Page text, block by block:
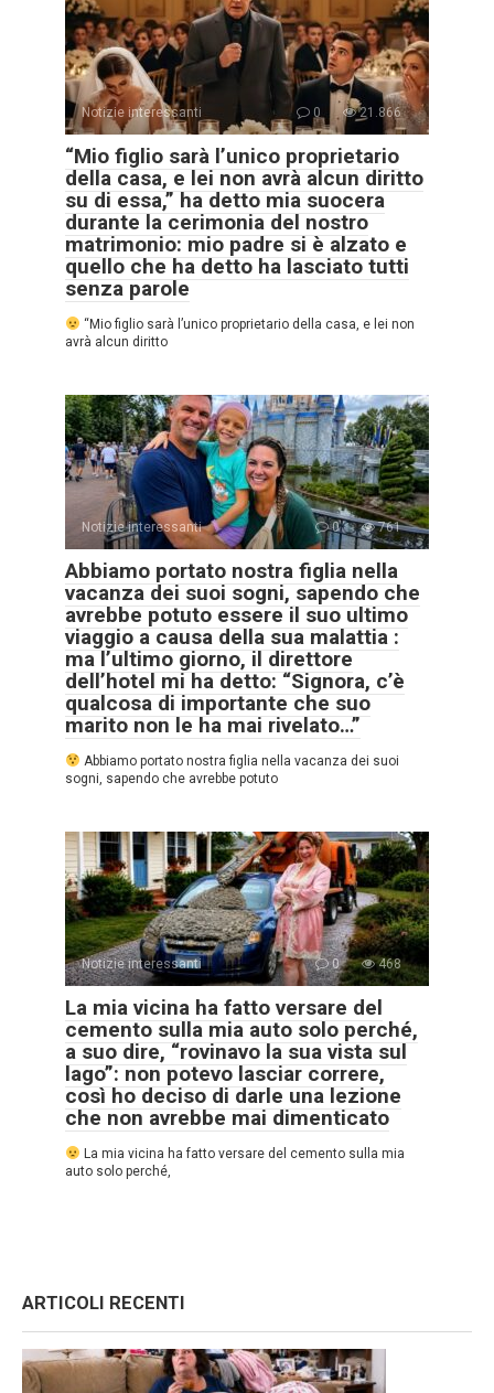
Notizie interessanti 0 21.866
“Mio figlio sarà l’unico proprietario
della casa, e lei non avrà alcun diritto
su di essa,” ha detto mia suocera
durante la cerimonia del nostro
matrimonio: mio padre si è alzato e
quello che ha detto ha lasciato tutti
senza parole
“Mio figlio sarà l’unico proprietario della casa, e lei non
avrà alcun diritto
Notizie interessanti 0 761
Abbiamo portato nostra figlia nella
vacanza dei suoi sogni, sapendo che
avrebbe potuto essere il suo ultimo
viaggio a causa della sua malattia :
ma l’ultimo giorno, il direttore
dell’hotel mi ha detto: “Signora, c’è
qualcosa di importante che suo
marito non le ha mai rivelato…”
Abbiamo portato nostra figlia nella vacanza dei suoi
sogni, sapendo che avrebbe potuto
Notizie interessanti 0 468
La mia vicina ha fatto versare del
cemento sulla mia auto solo perché,
a suo dire, “rovinavo la sua vista sul
lago”: non potevo lasciar correre,
così ho deciso di darle una lezione
che non avrebbe mai dimenticato
La mia vicina ha fatto versare del cemento sulla mia
auto solo perché,
ARTICOLI RECENTI